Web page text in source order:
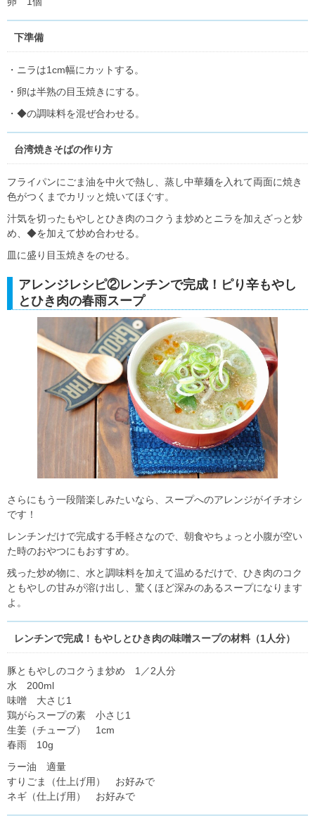
下準備
・ニラは1cm幅にカットする。
・卵は半熟の目玉焼きにする。
・◆の調味料を混ぜ合わせる。
台湾焼きそばの作り方
フライパンにごま油を中火で熱し、蒸し中華麺を入れて両面に焼き
色がつくまでカリッと焼いてほぐす。
汁気を切ったもやしとひき肉のコクうま炒めとニラを加えざっと炒
め、◆を加えて炒め合わせる。
皿に盛り目玉焼きをのせる。
アレンジレシピ②レンチンで完成！ピり辛もやし
とひき肉の春雨スープ
さらにもう一段階楽しみたいなら、スープへのアレンジがイチオシ
です！
レンチンだけで完成する手軽さなので、朝食やちょっと小腹が空い
た時のおやつにもおすすめ。
残った炒め物に、水と調味料を加えて温めるだけで、ひき肉のコク
ともやしの甘みが溶け出し、驚くほど深みのあるスープになります
よ。
レンチンで完成！もやしとひき肉の味噌スープの材料（1人分）
豚ともやしのコクうま炒め 1／2人分
水 200ml
味噌 大さじ1
鶏がらスープの素 小さじ1
生姜（チューブ） 1cm
春雨 10g
ラー油 適量
すりごま（仕上げ用） お好みで
ネギ（仕上げ用） お好みで